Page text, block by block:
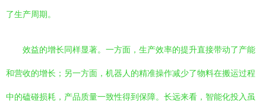
了生产周期。
效益的增长同样显著。一方面，生产效率的提升直接带动了产能
和营收的增长；另一方面，机器人的精准操作减少了物料在搬运过程
中的磕碰损耗，产品质量一致性得到保障。长远来看，智能化投入虽